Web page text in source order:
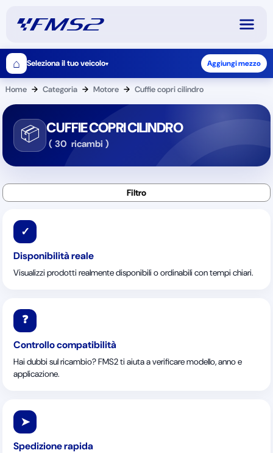
⌂ Seleziona il tuo veicolo▾ Aggiungi mezzo
Home → Categoria → Motore → Cuffie copri cilindro
📦 CUFFIE COPRI CILINDRO
( 30 ricambi )
✓
Disponibilità reale
Visualizzi prodotti realmente disponibili o ordinabili con tempi chiari.
❓
Controllo compatibilità
Hai dubbi sul ricambio? FMS2 ti aiuta a verificare modello, anno e
applicazione.
➤
Spedizione rapida